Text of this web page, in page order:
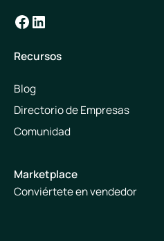
Facebook
LinkedIn
Recursos
Blog
Directorio de Empresas
Comunidad
Marketplace
Conviértete en vendedor